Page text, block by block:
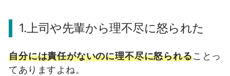
1.上司や先輩から理不尽に怒られた
自分には責任がないのに理不尽に怒られることっ
てありますよね。